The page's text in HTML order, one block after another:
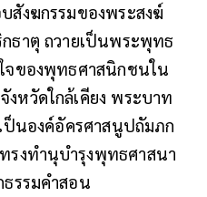
งฆกรรมของพระสงฆ์
ธาตุ ถวายเป็นพระพุทธ
จของพุทธศาสนิกชนใน
หวัดใกล้เคียง พระบาท
ป็นองค์อัครศาสนูปถัมภก
รงทำนุบำรุงพุทธศาสนา
ธรรมคำสอน